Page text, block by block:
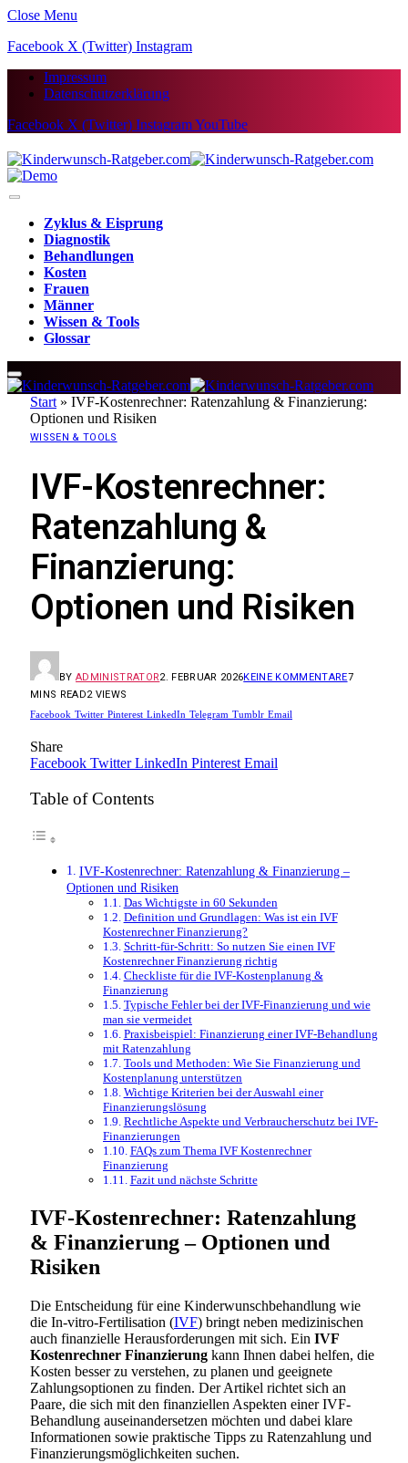
Close Menu
Facebook X (Twitter) Instagram
Impressum
Datenschutzerklärung
Facebook X (Twitter) InstagramYouTube
Zyklus & Eisprung
Diagnostik
Behandlungen
Kosten
Frauen
Männer
Wissen & Tools
Glossar
Start » IVF-Kostenrechner: Ratenzahlung & Finanzierung:
Optionen und Risiken
WISSEN & TOOLS
IVF-Kostenrechner:
Ratenzahlung &
Finanzierung:
Optionen und Risiken
BY ADMINISTRATOR2. FEBRUAR 2026KEINE KOMMENTARE7
MINS READ2 VIEWS
Facebook Twitter Pinterest LinkedIn Telegram Tumblr Email
Share
Facebook Twitter LinkedIn Pinterest Email
Table of Contents
IVF-Kostenrechner: Ratenzahlung & Finanzierung –
Optionen und Risiken
Das Wichtigste in 60 Sekunden
Definition und Grundlagen: Was ist ein IVF
Kostenrechner Finanzierung?
Schritt-für-Schritt: So nutzen Sie einen IVF
Kostenrechner Finanzierung richtig
Checkliste für die IVF-Kostenplanung &
Finanzierung
Typische Fehler bei der IVF-Finanzierung und wie
man sie vermeidet
Praxisbeispiel: Finanzierung einer IVF-Behandlung
mit Ratenzahlung
Tools und Methoden: Wie Sie Finanzierung und
Kostenplanung unterstützen
Wichtige Kriterien bei der Auswahl einer
Finanzierungslösung
Rechtliche Aspekte und Verbraucherschutz bei IVF-
Finanzierungen
FAQs zum Thema IVF Kostenrechner
Finanzierung
Fazit und nächste Schritte
IVF-Kostenrechner: Ratenzahlung
& Finanzierung – Optionen und
Risiken
Die Entscheidung für eine Kinderwunschbehandlung wie
die In-vitro-Fertilisation (IVF) bringt neben medizinischen
auch finanzielle Herausforderungen mit sich. Ein IVF
Kostenrechner Finanzierung kann Ihnen dabei helfen, die
Kosten besser zu verstehen, zu planen und geeignete
Zahlungsoptionen zu finden. Der Artikel richtet sich an
Paare, die sich mit den finanziellen Aspekten einer IVF-
Behandlung auseinandersetzen möchten und dabei klare
Informationen sowie praktische Tipps zu Ratenzahlung und
Finanzierungsmöglichkeiten suchen.